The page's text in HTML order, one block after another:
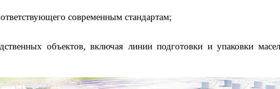
современным стандартам;
объектов, включая линии подготовки и упаковки